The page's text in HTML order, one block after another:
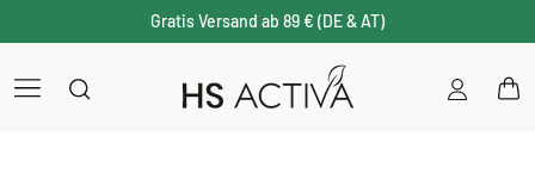
Gratis Versand ab 89 € (DE & AT)
Einloggen